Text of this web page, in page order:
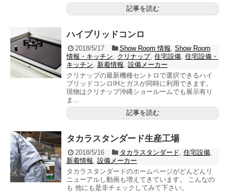
記事を読む
ハイブリッドコンロ
2018/5/17 Show Room 情報 Show Room
情報・キッチン
クリナップ, 住宅設備 住宅設備・
キッチン
新着情報 設備メーカー
クリナップの最新機種セントロで選択できるハイ
ブリッドコンロIHとガスが同時に利用できます。
現物はクリナップ沖縄ショールームでも展示有り
ま...
記事を読む
タカラスタンダード生産工場
2018/5/16 タカラスタンダード 住宅設備,
新着情報 設備メーカー
タカラスタンダードのホームページがどんどんリ
ニューアルし動画も増えてきています。 こんなの
も 他にも是非チェックしてみて下さい。